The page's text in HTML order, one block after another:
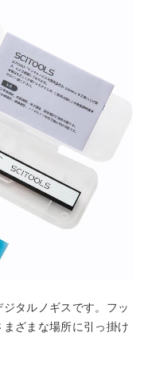
タルノギスです。フッ
ざまな場所に引っ掛け